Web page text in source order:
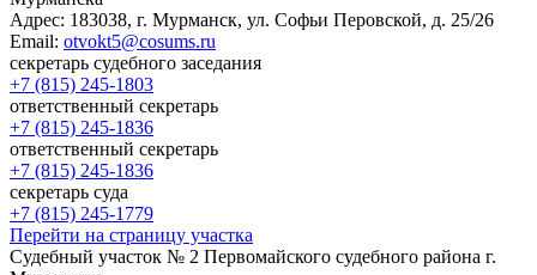
Адрес: 183038, г. Мурманск, ул. Софьи Перовской, д. 25/26
Email: otvokt5@cosums.ru
секретарь судебного заседания
+7 (815) 245-1803
ответственный секретарь
+7 (815) 245-1836
ответственный секретарь
+7 (815) 245-1836
секретарь суда
+7 (815) 245-1779
Перейти на страницу участка
Cудебный участок № 2 Первомайского судебного района г.